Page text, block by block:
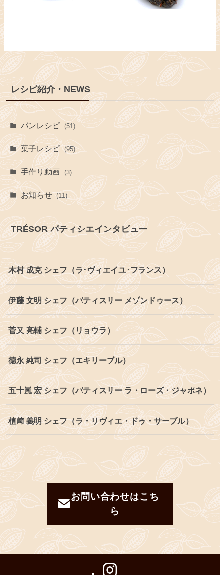
レシピ紹介・NEWS
パンレシピ (51)
菓子レシピ (95)
手作り動画 (3)
お知らせ (11)
TRÉSOR パティシエインタビュー
木村 成克 シェフ（ラ･ヴィエイユ･フランス）
伊藤 文明 シェフ（パティスリー メゾンドゥース）
菅又 亮輔 シェフ（リョウラ）
德永 純司 シェフ（エキリーブル）
五十嵐 宏 シェフ（パティスリー ラ・ローズ・ジャポネ）
植﨑 義明 シェフ（ラ・リヴィエ・ドゥ・サーブル）
お問い合わせはこち
ら